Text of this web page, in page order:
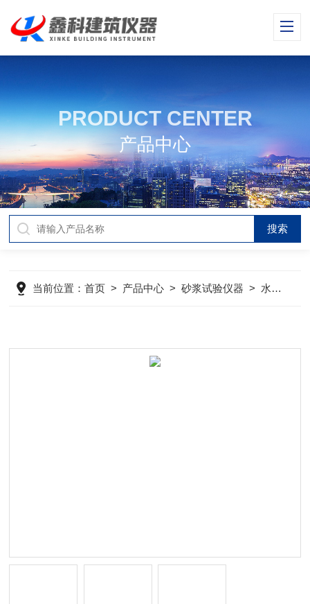
PRODUCT CENTER
产品中心
当前位置：首页 > 产品中心 >砂浆试验仪器 > 水泥砂浆试验仪器